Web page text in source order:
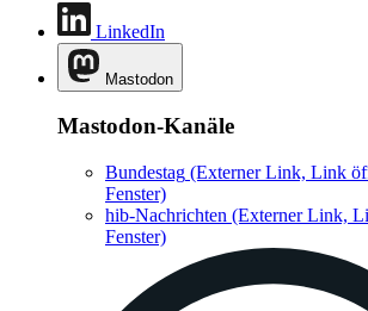
LinkedIn
Mastodon
Mastodon-Kanäle
Bundestag (Externer Link, Link
Fenster)
hib-Nachrichten (Externer Link,
Fenster)